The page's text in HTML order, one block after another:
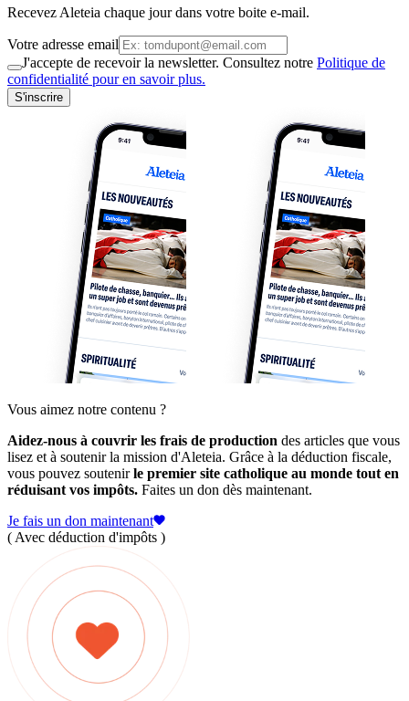
Recevez Aleteia chaque jour dans votre boite e-mail.
Votre adresse email
J'accepte de recevoir la newsletter. Consultez notre Politique de
confidentialité pour en savoir plus.
S'inscrire
Vous aimez notre contenu ?
Aidez-nous à couvrir les frais de production des articles que vous
lisez et à soutenir la mission d'Aleteia. Grâce à la déduction fiscale,
vous pouvez soutenirle premier site catholique au monde tout en
réduisant vos impôts. Faites un don dès maintenant.
Je fais un don maintenant
( Avec déduction d'impôts )